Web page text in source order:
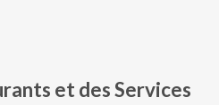
et des Services